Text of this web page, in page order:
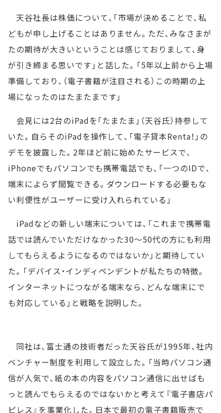
天谷社長は株価について、「市場が決めることで、私
どもが申し上げることはありません。ただ、みなさまが
たの期待が大きいということは感じておりまして、身
が引き締まる思いです」と話した。「5年以上前から上場
準備しており、（電子書籍が注目される）この時期の上
場になったのはたまたまです」
会見には2台のiPadを「たまたま」（天谷氏）持参して
いた。自らそのiPadを操作して、「電子貸本Renta！」の
デモを披露した。2年ほど前に始めたサービスで、
iPhoneでもパソコンでも携帯電話でも、「一つのIDで、
端末によらず閲覧できる。ダウンロードする必要もな
い利便性がユーザーに受け入れられている」
iPadなどの新しい端末については、「これまで携帯電
話では読んでいただけなかった30～50代の方にも利用
してもらえるようになるのではないか」と期待してい
た。「デバイス・インディペンデントが私たちの特徴。
インターネットにつながる端末なら、どんな端末にで
も対応している」と戦略を説明した。
同社は、富士通の技術者だった天谷氏が1995年、社内
ベンチャー制度を利用して設立した。「当時パソコン通
信が人気で、紙の本の内容をパソコン通信に出せばも
っと読んでもらえるのではないかと考えて『電子書店パ
ピレス』を事業化した。日本で最初の電子書籍販売で